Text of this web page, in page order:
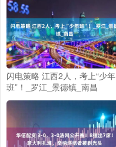
闪电策略 江西2人，考上“少年
班”！_罗江_景德镇_南昌